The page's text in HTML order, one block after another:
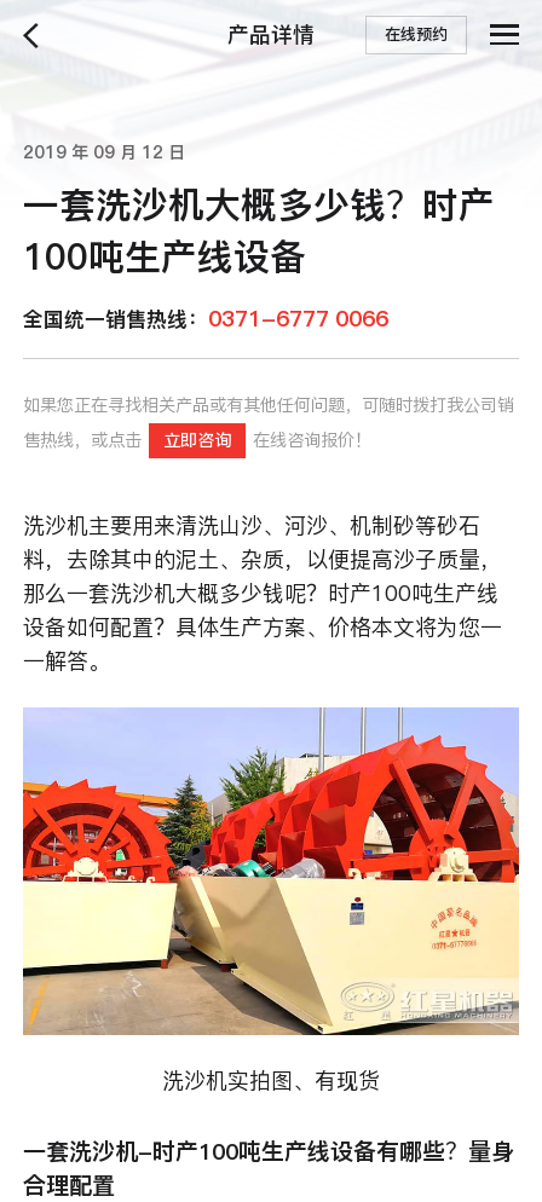
产品详情 在线预约
2019 年 09 月 12 日
一套洗沙机大概多少钱？时产
100吨生产线设备
全国统一销售热线： 0371-6777 0066
如果您正在寻找相关产品或有其他任何问题，可随时拨打我公司销
售热线，或点击
立即咨询 在线咨询报价！
洗沙机主要用来清洗山沙、河沙、机制砂等砂石
料，去除其中的泥土、杂质，以便提高沙子质量，
那么一套洗沙机大概多少钱呢？时产100吨生产线
设备如何配置？具体生产方案、价格本文将为您一
一解答。
洗沙机实拍图、有现货
一套洗沙机-时产100吨生产线设备有哪些？量身
合理配置